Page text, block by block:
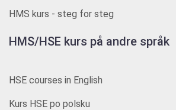
HMS kurs - steg for steg
HMS/HSE kurs på andre språk
HSE courses in English
Kurs HSE po polsku